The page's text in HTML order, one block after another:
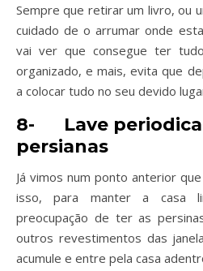
Sempre que retirar um livro, ou
cuidado de o arrumar onde
vai ver que consegue ter
organizado, e mais, evita que
a colocar tudo no seu devido
8- Lave
persianas
Já vimos num ponto anterior
isso, para manter a casa
preocupação de ter as
outros revestimentos das
acumule e entre pela casa